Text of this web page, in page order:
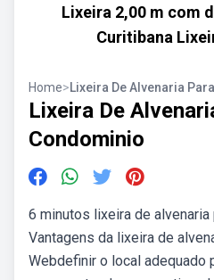
Lixeira 2,00 m com
Curitibana
Home>Lixeira De Alvenaria
Lixeira De
Condominio
6 minutos lixeira de alvenaria
Vantagens da lixeira de
Webdefinir o local adequado